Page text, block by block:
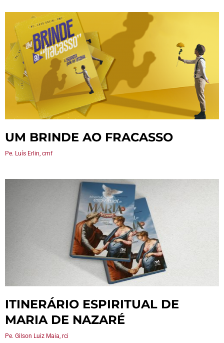
UM BRINDE AO FRACASSO
Pe. Luís Erlin, cmf
ITINERÁRIO ESPIRITUAL DE
MARIA DE NAZARÉ
Pe. Gilson Luiz Maia, rci